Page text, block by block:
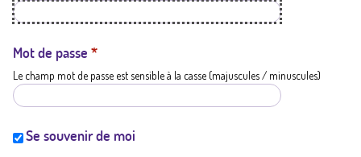
a
t
i
Mot de passe *
Le champ mot de passe est sensible à la casse (majuscules / minuscules)
Se souvenir de moi